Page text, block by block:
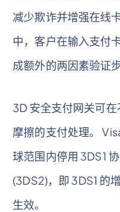
减少欺诈并增强在线
中，客户在输入支付
成额外的两因素验证
3D 安全支付网关可
摩擦的支付处理。
球范围内停用 3DS1
(3DS2)，即 3DS1 的
生效。